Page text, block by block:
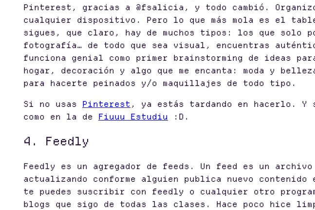
Pinterest, gracias a @fsalicia, y todo cambió.
cualquier dispositivo. Pero lo que más mola es el
sigues, que claro, hay de muchos tipos: los que solo
fotografía… de todo que sea visual, encuentras
funciona genial como primer brainstorming de ideas
hogar, decoración y algo que me encanta: moda y
para hacerte peinados y/o maquillajes de todo tipo.
Si no usas Pinterest , ya estás tardando en hacerlo. Y
como en la de Fiuuu Estudiu :D.
4. Feedly
Feedly es un agregador de feeds. Un feed es un
actualizando conforme alguien publica nuevo
te puedes suscribir con feedly o cualquier otro
blogs que sigo de todas las clases. Hace poco hice